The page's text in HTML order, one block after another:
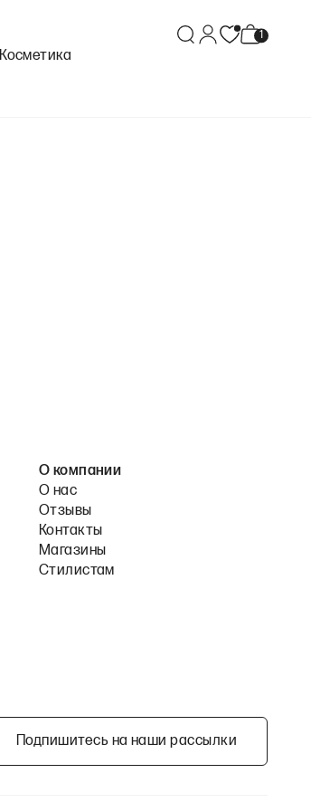
Косметика
О компании
О нас
Отзывы
Контакты
Магазины
Стилистам
Подпишитесь на наши рассылки